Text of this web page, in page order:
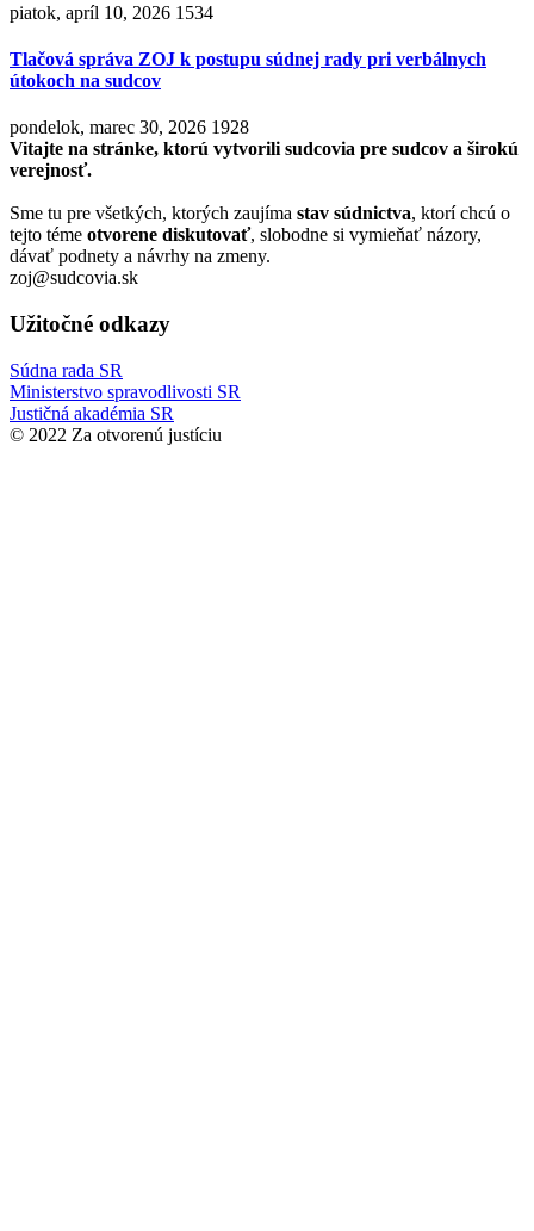
piatok, apríl 10, 2026 1534
Tlačová správa ZOJ k postupu súdnej rady pri verbálnych
útokoch na sudcov
pondelok, marec 30, 2026 1928
Vitajte na stránke, ktorú vytvorili sudcovia pre sudcov a širokú
verejnosť.
Sme tu pre všetkých, ktorých zaujíma stav súdnictva, ktorí chcú o
tejto téme otvorene diskutovať, slobodne si vymieňať názory,
dávať podnety a návrhy na zmeny.
zoj@sudcovia.sk
Užitočné odkazy
Súdna rada SR
Ministerstvo spravodlivosti SR
Justičná akadémia SR
© 2022 Za otvorenú justíciu